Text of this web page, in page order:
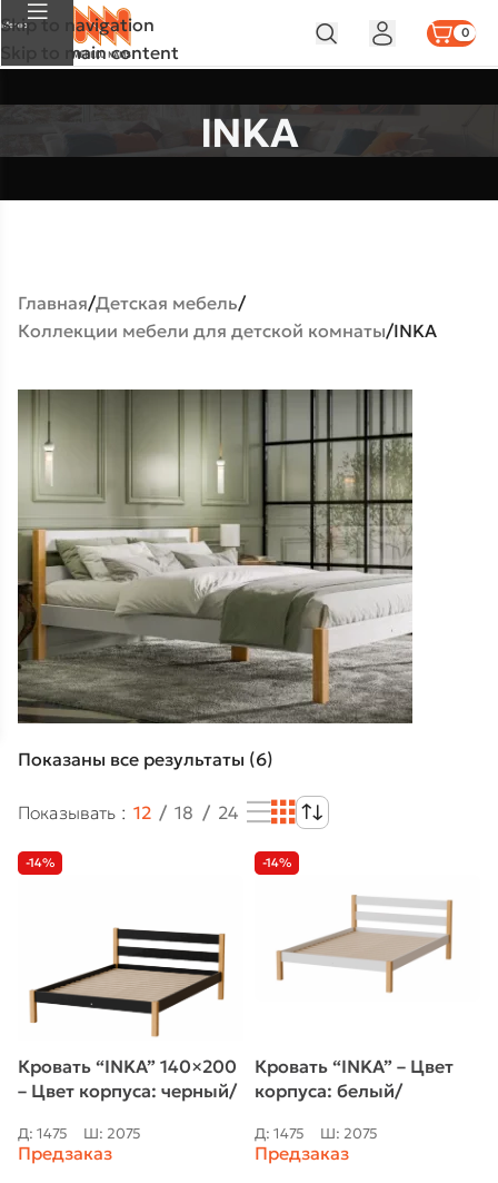
Skip to navigation
Skip to main content
Меню 0
INKA
Главная Детская мебель
Коллекции мебели для детской комнаты INKA
Показаны все результаты (6)
Показывать 12 18 24
-14%
Кровать “INKA” 140×200
– Цвет корпуса: черный/
Д: 1475 Ш: 2075
Предзаказ
-14%
Кровать “INKA” – Цвет
корпуса: белый/
Д: 1475 Ш: 2075
Предзаказ